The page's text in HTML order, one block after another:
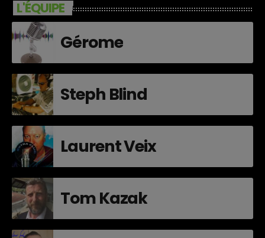
L'ÉQUIPE
Gérome
Steph Blind
Laurent Veix
Tom Kazak